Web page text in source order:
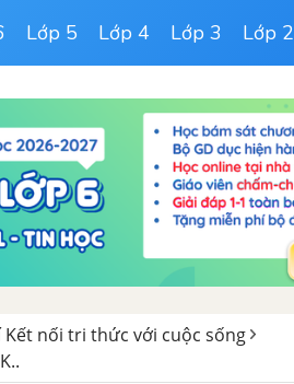
Lớp 5 Lớp 4 Lớp 3 Lớp 2
Kết nối tri thức với cuộc sống